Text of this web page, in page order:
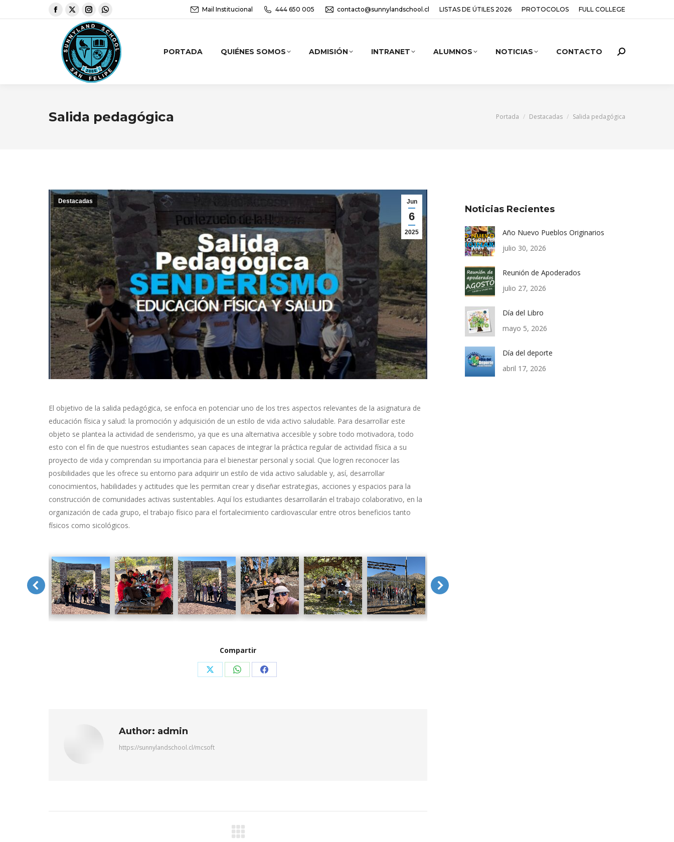
Mail Institucional 444 650 005 contacto@sunnylandschool.cl LISTAS DE ÚTILES 2026 PROTOCOLOS FULL COLLEGE
PORTADA QUIÉNES SOMOS ADMISIÓN INTRANET ALUMNOS NOTICIAS CONTACTO
Salida pedagógica You are here:
Portada Destacadas Salida pedagógica
Jun
6
2025
Destacadas
El objetivo de la salida pedagógica, se enfoca en potenciar uno de los tres aspectos relevantes de la asignatura de
educación física y salud: la promoción y adquisición de un estilo de vida activo saludable. Para desarrollar este
objeto se plantea la actividad de senderismo, ya que es una alternativa accesible y sobre todo motivadora, todo
esto con el fin de que nuestros estudiantes sean capaces de integrar la práctica regular de actividad física a su
proyecto de vida y comprendan su importancia para el bienestar personal y social. Que logren reconocer las
posibilidades que les ofrece su entorno para adquirir un estilo de vida activo saludable y, así, desarrollar
conocimientos, habilidades y actitudes que les permitan crear y diseñar estrategias, acciones y espacios para la
construcción de comunidades activas sustentables. Aquí los estudiantes desarrollarán el trabajo colaborativo, en la
organización de cada grupo, el trabajo físico para el fortalecimiento cardiovascular entre otros beneficios tanto
físicos como sicológicos.
Compartir
Author: admin
https://sunnylandschool.cl/mcsoft
Noticias Recientes
Año Nuevo Pueblos Originarios
julio 30, 2026
Reunión de Apoderados
julio 27, 2026
Día del Libro
mayo 5, 2026
Día del deporte
abril 17, 2026